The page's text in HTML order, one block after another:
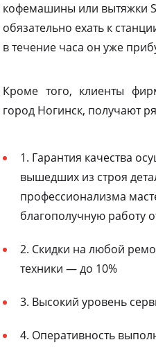
кофемашины или вытяжки
обязательно ехать к
в течение часа он уже
Кроме того, клиенты
город Ногинск, получают
1. Гарантия качества
вышедших из строя
профессионализма
благополучную работу
2. Скидки на любой
техники — до 10%
3. Высокий уровень
4. Оперативность